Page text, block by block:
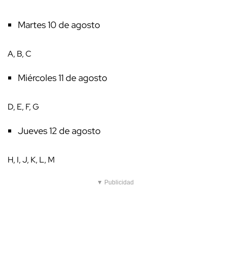
Martes 10 de agosto
A, B, C
Miércoles 11 de agosto
D, E, F, G
Jueves 12 de agosto
H, I, J, K, L, M
▼ Publicidad